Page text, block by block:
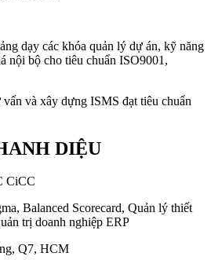
dạy các khóa quản lý dự án, kỹ năng
nội bộ cho tiêu chuẩn ISO9001,
và xây dựng ISMS đạt tiêu chuẩn
DIỆU
CiCC
Balanced Scorecard, Quản lý thiết
trị doanh nghiệp ERP
Q7, HCM